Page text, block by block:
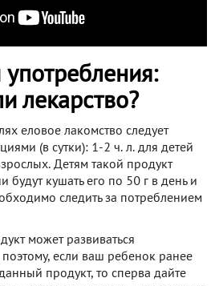
лекарство?
еловое лакомство следует
(в сутки): 1-2 ч. л. для детей
Детям такой продукт
будут кушать его по 50 г в день и
следить за потреблением
может развиваться
поэтому, если ваш ребенок ранее
продукт, то сперва дайте